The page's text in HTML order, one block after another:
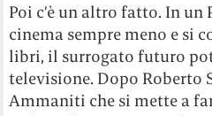
Poi c’è un altro fatto. In un
cinema sempre meno e si
libri, il surrogato futuro
televisione. Dopo Roberto
Ammaniti che si mette a